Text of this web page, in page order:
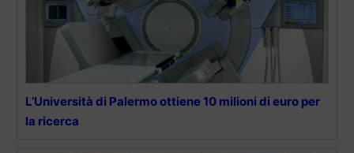
L’Università di Palermo ottiene 10 milioni di euro per
la ricerca